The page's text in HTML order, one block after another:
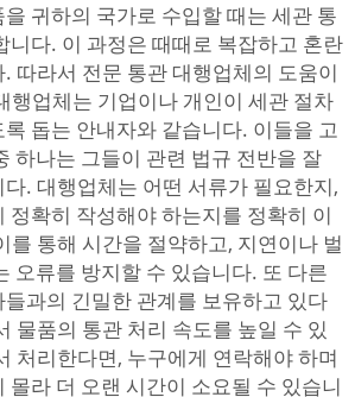
귀하의 국가로 수입할 때는 세관 통
니다. 이 과정은 때때로 복잡하고 혼란
따라서 전문 통관 대행업체의 도움이
행업체는 기업이나 개인이 세관 절차
돕는 안내자와 같습니다. 이들을 고
하나는 그들이 관련 법규 전반을 잘
. 대행업체는 어떤 서류가 필요한지,
정확히 작성해야 하는지를 정확히 이
를 통해 시간을 절약하고, 지연이나 벌
오류를 방지할 수 있습니다. 또 다른
과의 긴밀한 관계를 보유하고 있다
물품의 통관 처리 속도를 높일 수 있
처리한다면, 누구에게 연락해야 하며
몰라 더 오랜 시간이 소요될 수 있습니